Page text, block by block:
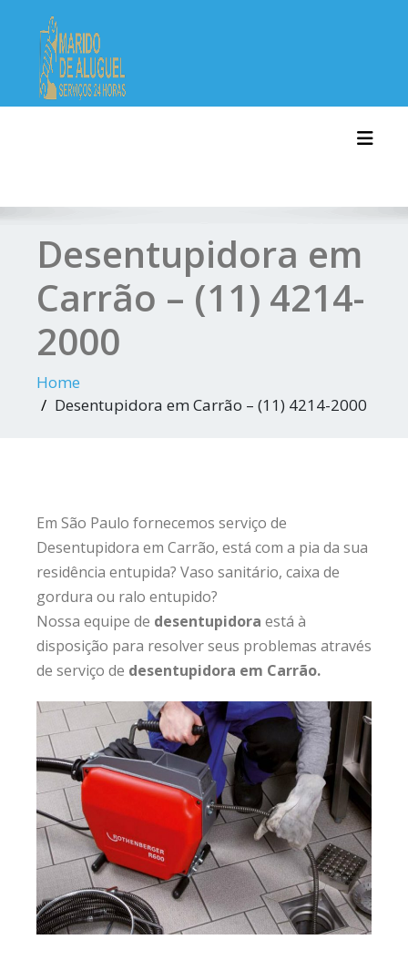
content
Desentupidora em
Carrão – (11) 4214-
2000
Home
Desentupidora em Carrão – (11) 4214-2000
Em São Paulo fornecemos serviço de
Desentupidora em Carrão, está com a pia da sua
residência entupida? Vaso sanitário, caixa de
gordura ou ralo entupido?
Nossa equipe de desentupidora está à
disposição para resolver seus problemas através
de serviço de desentupidora em Carrão.